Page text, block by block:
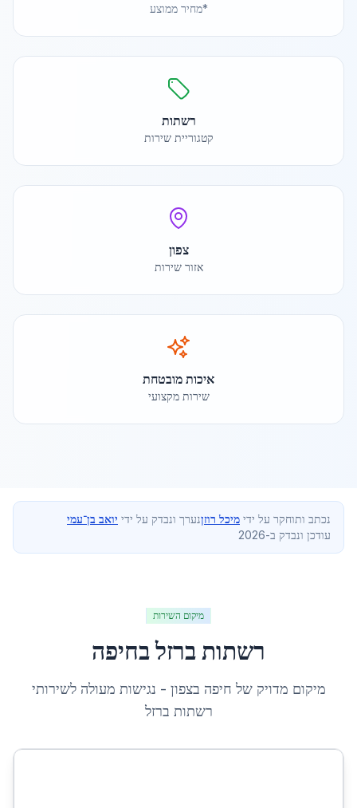
*מחיר ממוצע
רשתות
קטגוריית שירות
צפון
אזור שירות
איכות מובטחת
שירות מקצועי
נכתב ותוחקר על ידי מיכל רוזןנערך ונבדק על ידי יואב בן־עמי
עודכן ונבדק ב-2026
מיקום השירות
רשתות ברזלבחיפה
מיקום מדויק של חיפה בצפון - נגישות מעולה לשירותי
רשתות ברזל